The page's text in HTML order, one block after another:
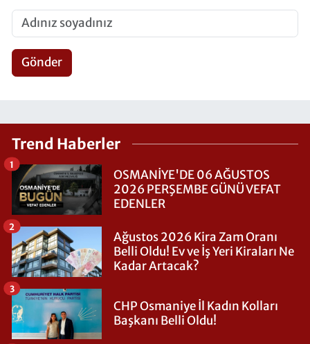
Gönder
Trend Haberler
OSMANİYE'DE 06 AĞUSTOS
2026 PERŞEMBE GÜNÜ VEFAT
EDENLER
1
Ağustos 2026 Kira Zam Oranı
Belli Oldu! Ev ve İş Yeri Kiraları Ne
Kadar Artacak?
2
CHP Osmaniye İl Kadın Kolları
Başkanı Belli Oldu!
3